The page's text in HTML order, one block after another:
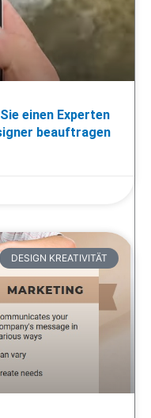
einen Experten
beauftragen
DESIGN KREATIVITÄT